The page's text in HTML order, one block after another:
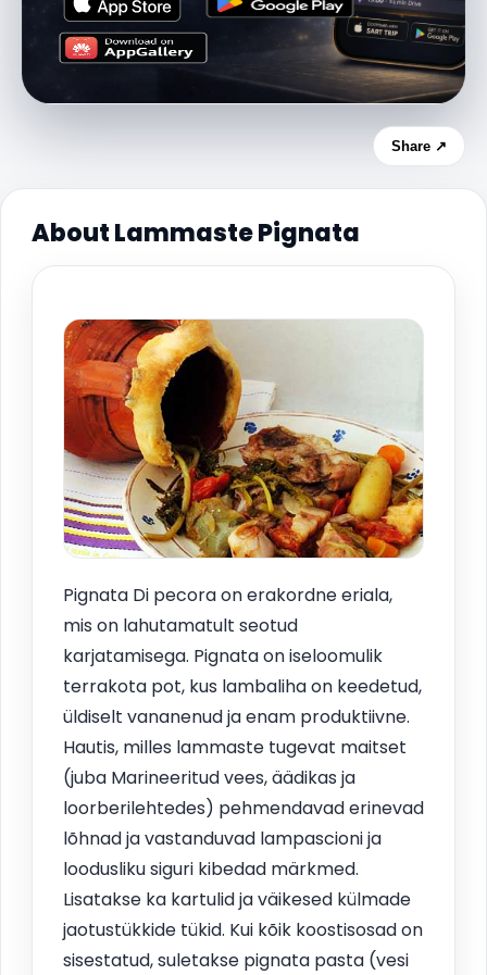
Share ↗
About Lammaste Pignata
Pignata Di pecora on erakordne eriala,
mis on lahutamatult seotud
karjatamisega. Pignata on iseloomulik
terrakota pot, kus lambaliha on keedetud,
üldiselt vananenud ja enam produktiivne.
Hautis, milles lammaste tugevat maitset
(juba Marineeritud vees, äädikas ja
loorberilehtedes) pehmendavad erinevad
lõhnad ja vastanduvad lampascioni ja
loodusliku siguri kibedad märkmed.
Lisatakse ka kartulid ja väikesed külmade
jaotustükkide tükid. Kui kõik koostisosad on
sisestatud, suletakse pignata pasta (vesi